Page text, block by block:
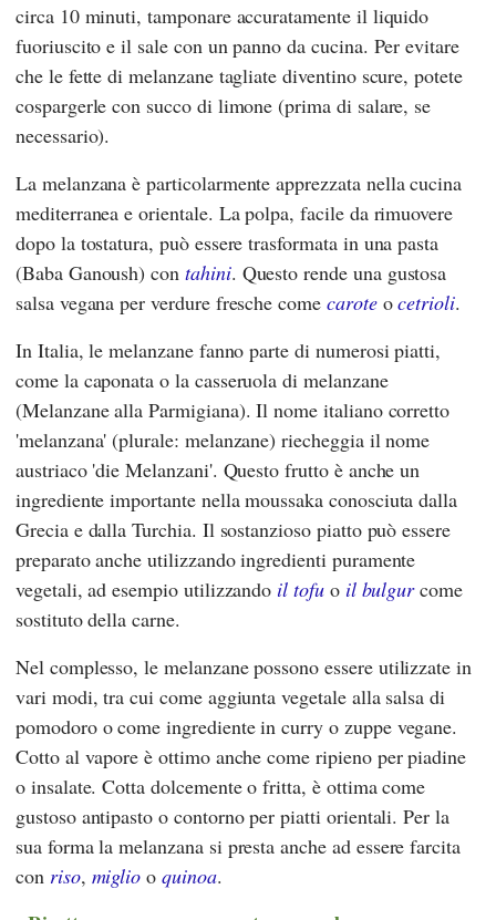
circa 10 minuti, tamponare accuratamente il liquido
fuoriuscito e il sale con un panno da cucina. Per evitare
che le fette di melanzane tagliate diventino scure, potete
cospargerle con succo di limone (prima di salare, se
necessario).
La melanzana è particolarmente apprezzata nella cucina
mediterranea e orientale. La polpa, facile da rimuovere
dopo la tostatura, può essere trasformata in una pasta
(Baba Ganoush) con tahini. Questo rende una gustosa
salsa vegana per verdure fresche come caroteocetrioli.
In Italia, le melanzane fanno parte di numerosi piatti,
come la caponata o la casseruola di melanzane
(Melanzane alla Parmigiana). Il nome italiano corretto
'melanzana' (plurale: melanzane) riecheggia il nome
austriaco 'die Melanzani'. Questo frutto è anche un
ingrediente importante nella moussaka conosciuta dalla
Grecia e dalla Turchia. Il sostanzioso piatto può essere
preparato anche utilizzando ingredienti puramente
vegetali, ad esempio utilizzando il tofuo il bulgurcome
sostituto della carne.
Nel complesso, le melanzane possono essere utilizzate in
vari modi, tra cui come aggiunta vegetale alla salsa di
pomodoro o come ingrediente in curry o zuppe vegane.
Cotto al vapore è ottimo anche come ripieno per piadine
o insalate. Cotta dolcemente o fritta, è ottima come
gustoso antipasto o contorno per piatti orientali. Per la
sua forma la melanzana si presta anche ad essere farcita
con riso, miglio oquinoa.